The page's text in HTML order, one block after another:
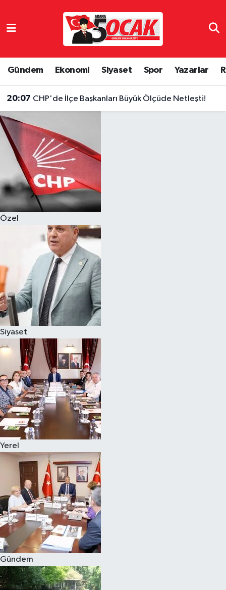
Gündem Ekonomi Siyaset Spor Yazarlar
20:07 CHP'de İlçe Başkanları Büyük Ölçüde Netleşti!
Özel
Siyaset
Yerel
Gündem
Eğitim
Ekonomi
Gündem
Magazin
Özel
Resmi İlanlar
Sağlık
Siyaset
Spor
Yaşam
Yerel Yönetimler
Yurttan
Hava Durumu
Son Dakika Haberleri
Haber Arşivi